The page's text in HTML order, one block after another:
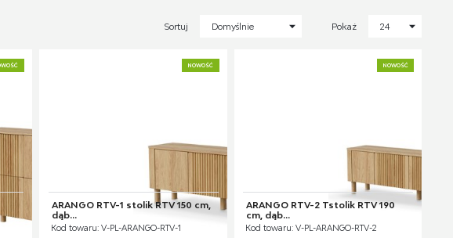
Sortuj Domyślnie Pokaż 24
NOWOŚĆ
ARANGO RTV-1 stolik RTV 150 cm,
dąb...
Kod towaru: V-PL-ARANGO-RTV-1
NOWOŚĆ
ARANGO RTV-2 Tstolik RTV 190
cm, dąb...
Kod towaru: V-PL-ARANGO-RTV-2